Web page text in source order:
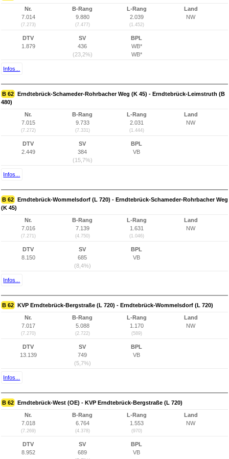
Nr.
7.014
(7.273)
B-Rang
9.880
(7.477)
L-Rang
2.039
(1.452)
Land
NW
DTV
1.879
SV
436
(23,2%)
BPL
WB*
WB*
Infos...
B 62 Erndtebrück-Schameder-Rohrbacher Weg (K 45) - Erndtebrück-Leimstruth (B
480)
Nr.
7.015
(7.272)
B-Rang
9.733
(7.331)
L-Rang
2.031
(1.444)
Land
NW
DTV
2.449
SV
384
(15,7%)
BPL
VB
Infos...
B 62 Erndtebrück-Wommelsdorf (L 720) - Erndtebrück-Schameder-Rohrbacher Weg
(K 45)
Nr.
7.016
(7.271)
B-Rang
7.139
(4.750)
L-Rang
1.631
(1.046)
Land
NW
DTV
8.150
SV
685
(8,4%)
BPL
VB
Infos...
B 62 KVP Erndtebrück-Bergstraße (L 720) - Erndtebrück-Wommelsdorf (L 720)
Nr.
7.017
(7.270)
B-Rang
5.088
(2.722)
L-Rang
1.170
(589)
Land
NW
DTV
13.139
SV
749
(5,7%)
BPL
VB
Infos...
B 62 Erndtebrück-West (OE) - KVP Erndtebrück-Bergstraße (L 720)
Nr.
7.018
(7.269)
B-Rang
6.764
(4.378)
L-Rang
1.553
(970)
Land
NW
DTV
8.952
SV
689
BPL
VB